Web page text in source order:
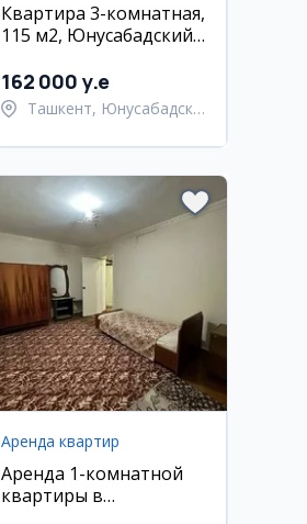
Квартира 3-комнатная,
115 м2, Юнусабадский
162 000 y.e
Ташкент, Юнусабадский
Аренда квартир
Аренда 1-комнатной
квартиры в